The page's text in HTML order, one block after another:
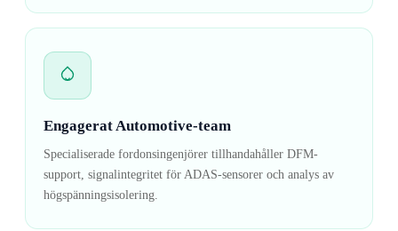
Engagerat Automotive-team
Specialiserade fordonsingenjörer tillhandahåller DFM-
support, signalintegritet för ADAS-sensorer och analys av
högspänningsisolering.